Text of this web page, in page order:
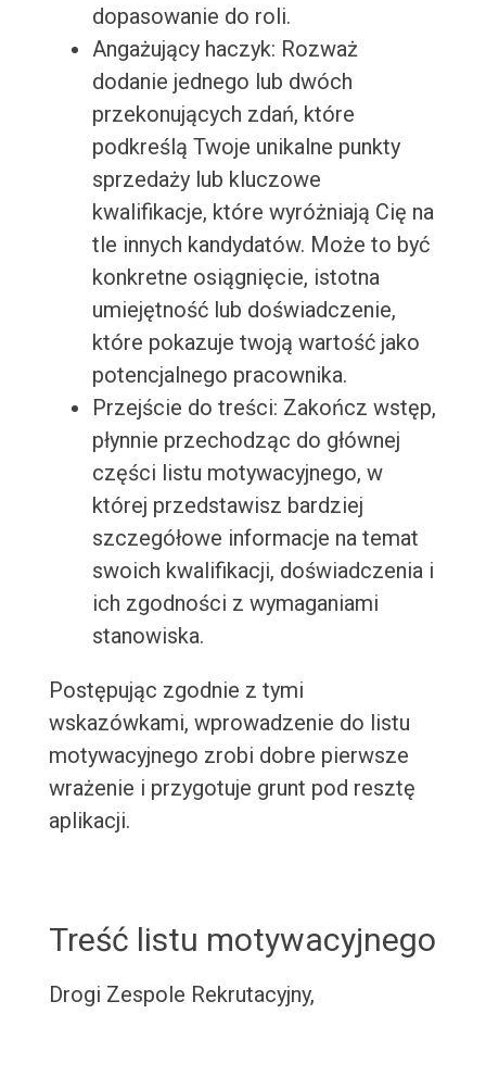
dopasowanie do roli.
Angażujący haczyk: Rozważ
dodanie jednego lub dwóch
przekonujących zdań, które
podkreślą Twoje unikalne punkty
sprzedaży lub kluczowe
kwalifikacje, które wyróżniają Cię na
tle innych kandydatów. Może to być
konkretne osiągnięcie, istotna
umiejętność lub doświadczenie,
które pokazuje twoją wartość jako
potencjalnego pracownika.
Przejście do treści: Zakończ wstęp,
płynnie przechodząc do głównej
części listu motywacyjnego, w
której przedstawisz bardziej
szczegółowe informacje na temat
swoich kwalifikacji, doświadczenia i
ich zgodności z wymaganiami
stanowiska.
Postępując zgodnie z tymi
wskazówkami, wprowadzenie do listu
motywacyjnego zrobi dobre pierwsze
wrażenie i przygotuje grunt pod resztę
aplikacji.
Treść listu motywacyjnego
Drogi Zespole Rekrutacyjny,